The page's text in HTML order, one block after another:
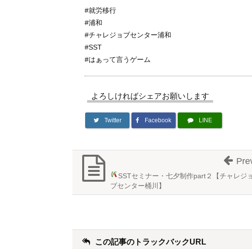
#就労移行
#浦和
#チャレジョブセンター浦和
#SST
#はぁって言うゲーム
よろしければシェアお願いします
Twitter Facebook LINE
SSTセミナー・七夕制作part２【チャレジョ
ブセンター桶川】
この記事のトラックバックURL